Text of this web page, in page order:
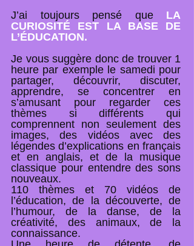
J’ai toujours pensé que LA
CURIOSITÉ EST LA BASE DE
L’ÉDUCATION.
Je vous suggère donc de trouver 1
heure par exemple le samedi pour
partager, découvrir, discuter,
apprendre, se concentrer en
s’amusant pour regarder ces
thèmes si différents qui
comprennent non seulement des
images, des vidéos avec des
légendes d’explications en français
et en anglais, et de la musique
classique pour entendre des sons
nouveaux.
110 thèmes et 70 vidéos de
l’éducation, de la découverte, de
l’humour, de la danse, de la
créativité, des animaux, de la
connaissance.